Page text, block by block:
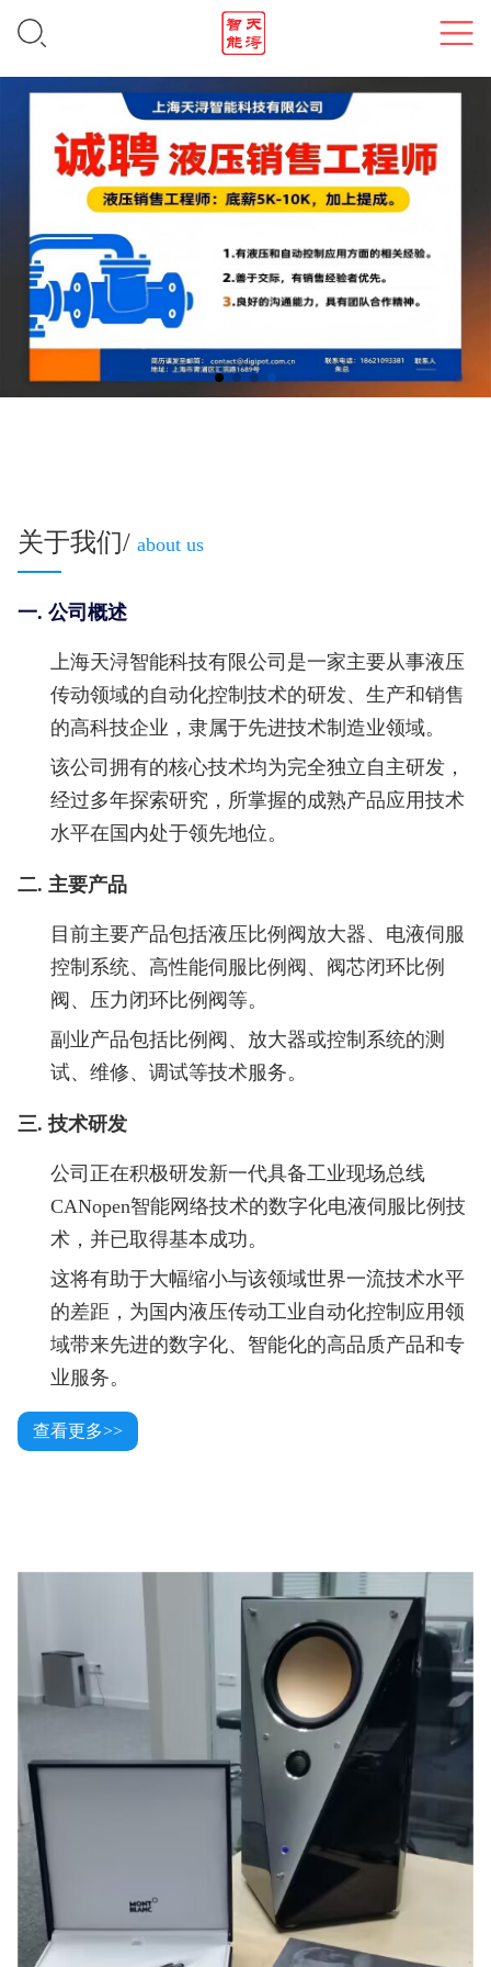
关于我们/ about us
一. 公司概述
上海天浔智能科技有限公司是一家主要从事液压
传动领域的自动化控制技术的研发、生产和销售
的高科技企业，隶属于先进技术制造业领域。
该公司拥有的核心技术均为完全独立自主研发，
经过多年探索研究，所掌握的成熟产品应用技术
水平在国内处于领先地位。
二. 主要产品
目前主要产品包括液压比例阀放大器、电液伺服
控制系统、高性能伺服比例阀、阀芯闭环比例
阀、压力闭环比例阀等。
副业产品包括比例阀、放大器或控制系统的测
试、维修、调试等技术服务。
三. 技术研发
公司正在积极研发新一代具备工业现场总线
CANopen智能网络技术的数字化电液伺服比例技
术，并已取得基本成功。
这将有助于大幅缩小与该领域世界一流技术水平
的差距，为国内液压传动工业自动化控制应用领
域带来先进的数字化、智能化的高品质产品和专
业服务。
查看更多>>